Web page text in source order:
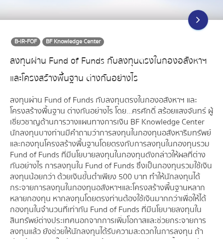
B-IR-FOF BF Knowledge Center
ลงทุนผ่าน Fund of Funds กับลงทุนตรงในกองอสังหาฯ
และโครงสร้างพื้นฐาน ต่างกันอย่างไร
ลงทุนผ่าน Fund of Funds กับลงทุนตรงในกองอสังหาฯ และ
โครงสร้างพื้นฐาน ต่างกันอย่างไร โดย…ศรศักดิ์ สร้อยแสงจันทร์ ผู้
เชี่ยวชาญด้านการวางแผนทางการเงิน BF Knowledge Center
นักลงทุนบางท่านมีคำถามว่าการลงทุนในกองทุนอสังหาริมทรัพย์
และกองทุนโครงสร้างพื้นฐานโดยตรงกับการลงทุนในกองทุนรวม
Fund of Funds ที่มีนโยบายลงทุนในกองทุนดังกล่าวให้ผลที่ต่าง
กันอย่างไร การลงทุนใน Fund of Funds ซึ่งเป็นกองทุนรวมใช้เงิน
ลงทุนน้อยกว่า ด้วยเงินขั้นต่ำเพียง 500 บาท ทำให้นักลงทุนได้
กระจายการลงทุนในกองทุนอสังหาฯและโครงสร้างพื้นฐานหลาก
หลายกองทุน หากลงทุนโดยตรงท่านต้องใช้เงินมากกว่าเพื่อให้ได้
กองทุนในจำนวนที่เท่ากัน Fund of Funds ที่มีนโยบายลงทุนใน
สินทรัพย์ต่างประเทศนอกจากการเพิ่มโอกาสและช่วยกระจายการ
ลงทุนแล้ว ยังช่วยให้นักลงทุนได้รับความสะดวกในการลงทุน ถ้า